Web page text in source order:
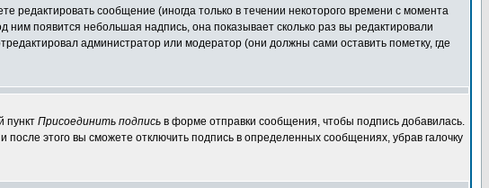
сообщение (иногда только в течении некоторого времени с момента
появится небольшая надпись, она показывает сколько раз вы редактировали
администратор или модератор (они должны сами оставить пометку, где
пункт Присоединить подпись в форме отправки сообщения, чтобы подпись добавилась.
этого вы сможете отключить подпись в определенных сообщениях, убрав галочку